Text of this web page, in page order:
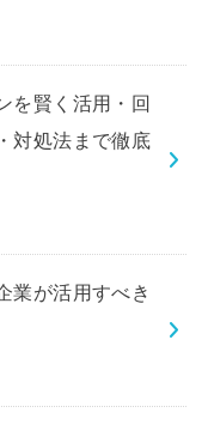
を賢く活用・回
対処法まで徹底
業が活用すべき